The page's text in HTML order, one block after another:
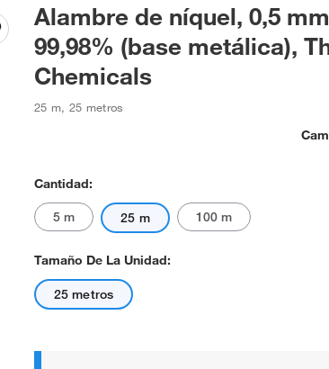
Alambre de níquel, 0,5
99,98% (base metálica),
Chemicals
25 m, 25 metros
Cantidad:
5 m 25 m 100 m
Tamaño De La Unidad:
25 metros